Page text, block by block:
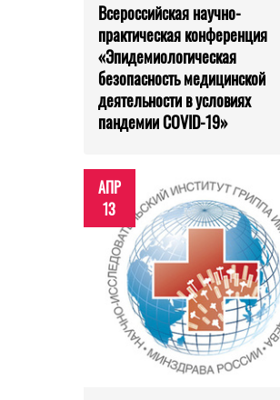
Всероссийская научно-
практическая конференция
«Эпидемиологическая
безопасность медицинской
деятельности в условиях
пандемии COVID-19»
АПР
13